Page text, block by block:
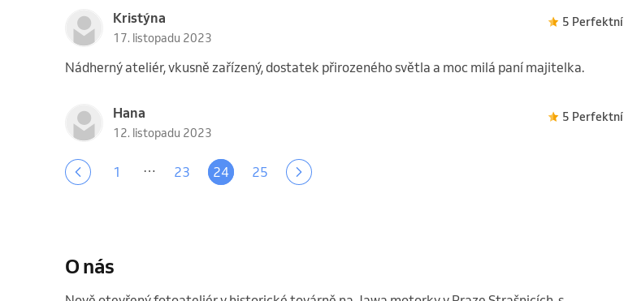
Kristýna
17. listopadu 2023
5 Perfektní
Nádherný ateliér, vkusně zařízený, dostatek přirozeného světla a moc milá paní majitelka.
Hana
12. listopadu 2023
5 Perfektní
1 … 23 24 25
O nás